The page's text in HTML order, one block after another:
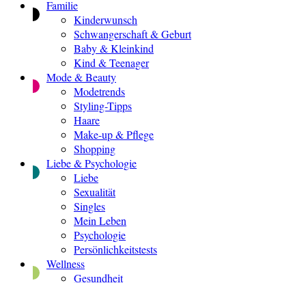
Familie
Kinderwunsch
Schwangerschaft & Geburt
Baby & Kleinkind
Kind & Teenager
Mode & Beauty
Modetrends
Styling-Tipps
Haare
Make-up & Pflege
Shopping
Liebe & Psychologie
Liebe
Sexualität
Singles
Mein Leben
Psychologie
Persönlichkeitstests
Wellness
Gesundheit